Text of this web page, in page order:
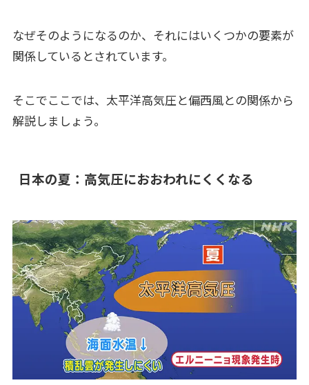
なぜそのようになるのか、それにはいくつかの要素が
関係しているとされています。
そこでここでは、太平洋高気圧と偏西風との関係から
解説しましょう。
日本の夏：高気圧におおわれにくくなる